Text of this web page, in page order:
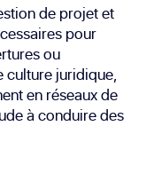
de projet et
pour
ou
culture juridique,
en réseaux de
à conduire des